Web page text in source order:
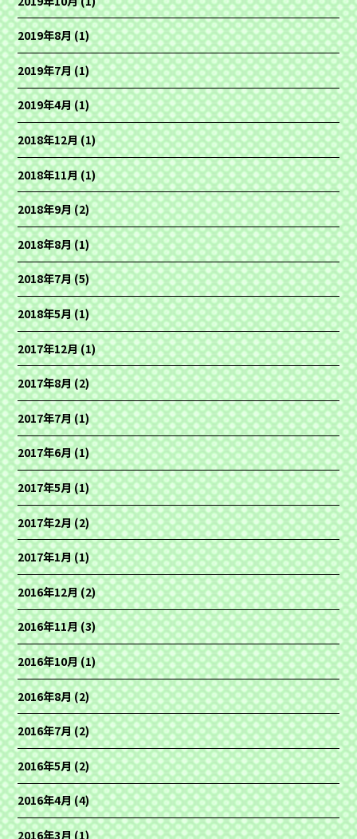
2019年8月(1)
2019年7月(1)
2019年4月(1)
2018年12月(1)
2018年11月(1)
2018年9月(2)
2018年8月(1)
2018年7月(5)
2018年5月(1)
2017年12月(1)
2017年8月(2)
2017年7月(1)
2017年6月(1)
2017年5月(1)
2017年2月(2)
2017年1月(1)
2016年12月(2)
2016年11月(3)
2016年10月(1)
2016年8月(2)
2016年7月(2)
2016年5月(2)
2016年4月(4)
2016年3月(1)